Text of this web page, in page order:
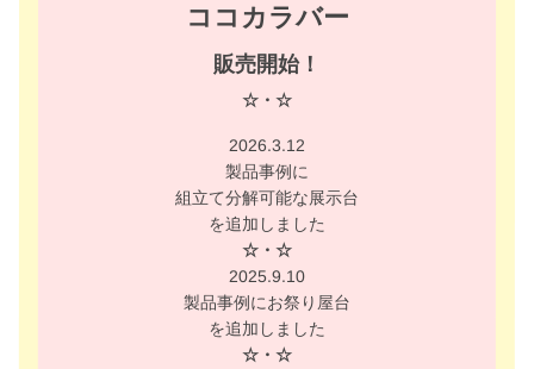
ココカラバー
販売開始！
☆・☆
2026.3.12
製品事例に
組立て分解可能な展示台
を追加しました
☆・☆
2025.9.10
製品事例にお祭り屋台
を追加しました
☆・☆